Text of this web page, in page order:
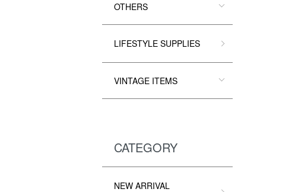
OTHERS
LIFESTYLE SUPPLIES
VINTAGE ITEMS
CATEGORY
NEW ARRIVAL